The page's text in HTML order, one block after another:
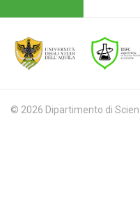
© 2026 Dipartimento di